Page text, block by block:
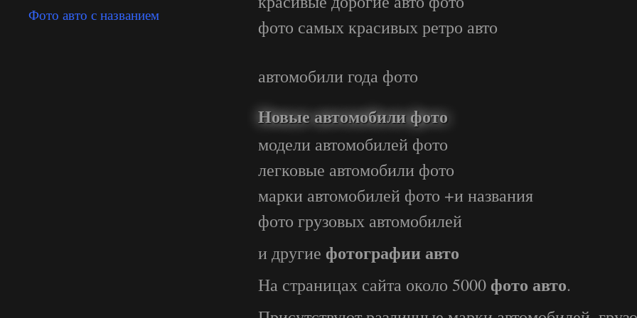
Фото авто с названием
фото самых красивых ретро авто
автомобили года фото
Новые автомобили фото
модели автомобилей фото
легковые автомобили фото
марки автомобилей фото +и названия
фото грузовых автомобилей
и другие фотографии авто
На страницах сайта около 5000 фото авто.